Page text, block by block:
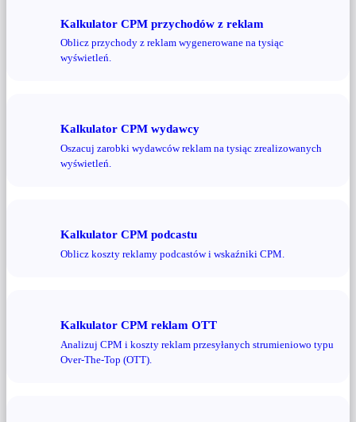
Kalkulator CPM przychodów z reklam
Oblicz przychody z reklam wygenerowane na tysiąc
wyświetleń.
Kalkulator CPM wydawcy
Oszacuj zarobki wydawców reklam na tysiąc zrealizowanych
wyświetleń.
Kalkulator CPM podcastu
Oblicz koszty reklamy podcastów i wskaźniki CPM.
Kalkulator CPM reklam OTT
Analizuj CPM i koszty reklam przesyłanych strumieniowo typu
Over-The-Top (OTT).